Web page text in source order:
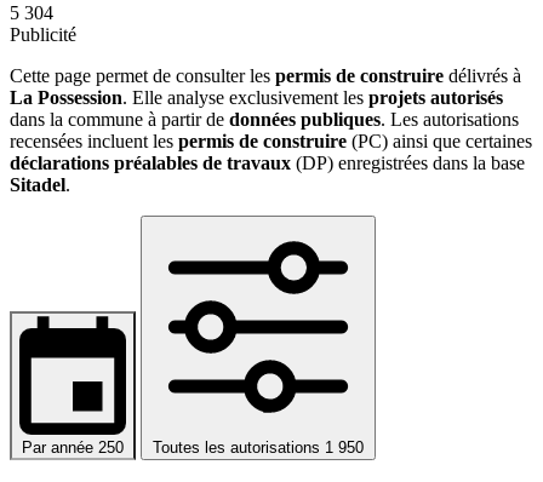
5 304
Publicité
Cette page permet de consulter les permis de construire délivrés à
La Possession. Elle analyse exclusivement les projets autorisés
dans la commune à partir de données publiques. Les autorisations
recensées incluent les permis de construire (PC) ainsi que certaines
déclarations préalables de travaux (DP) enregistrées dans la base
Sitadel.
Par année 250 Toutes les autorisations 1 950